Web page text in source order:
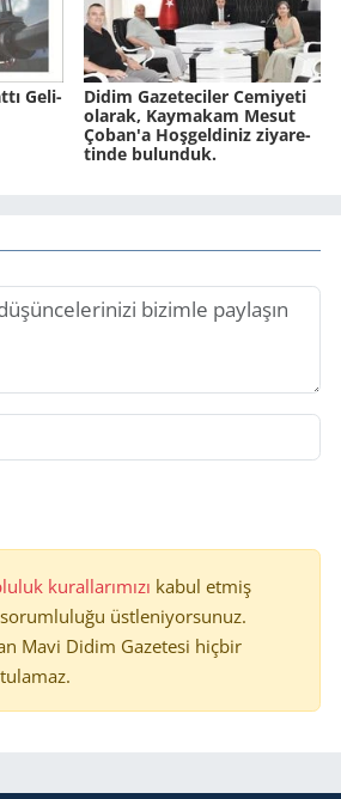
Ge­li­
Didim Ga­ze­te­ci­ler Ce­mi­ye­ti
ola­rak, Kay­ma­kam Mesut
Çoban'a Hoş­gel­di­niz zi­ya­re­
tin­de bulunduk.
kurallarımızı kabul etmiş
üstleniyorsunuz.
Mavi Didim Gazetesi hiçbir